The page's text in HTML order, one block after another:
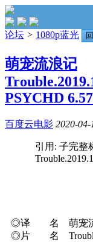
论坛 > 1080p蓝光
萌宠流浪记
PSYCHD
百度云电影 2020-
引用: 子完整
◎译 名 萌宠
◎片 名